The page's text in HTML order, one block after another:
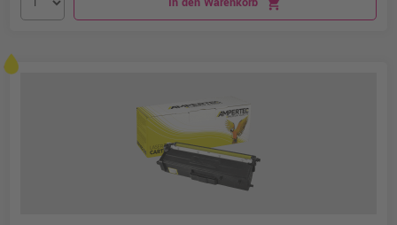
shopping_cart